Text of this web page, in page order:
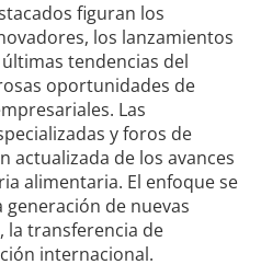
figuran los
los lanzamientos
tendencias del
oportunidades de
Las
y foros de
actualizada de los avances
alimentaria. El enfoque se
de nuevas
la transferencia de
internacional.